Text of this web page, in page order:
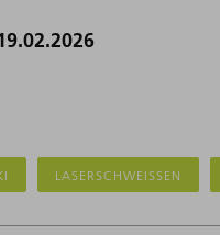
LASERSCHWEISSEN